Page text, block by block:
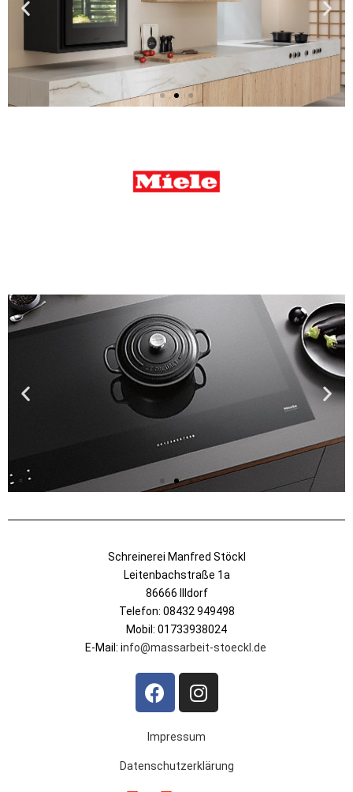
Schreinerei Manfred Stöckl
Leitenbachstraße 1a
86666 Illdorf
Telefon: 08432 949498
Mobil: 01733938024
E-Mail: info@massarbeit-stoeckl.de
Impressum
Datenschutzerklärung